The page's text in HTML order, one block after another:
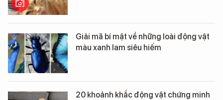
Giải mã bí mật về những loài động vật
màu xanh lam siêu hiếm
20 khoảnh khắc động vật chứng minh